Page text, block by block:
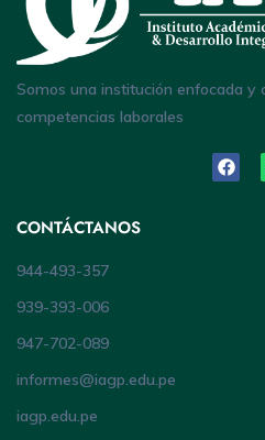
Somos una institución enfocada y
competencias laborales
CONTÁCTANOS
944-493-357
939-393-006
947-702-089
informes@iagp.edu.pe
iagp.edu.pe